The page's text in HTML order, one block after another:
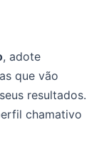
, adote
que vão
resultados.
chamativo